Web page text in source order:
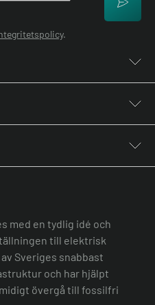
.
med en tydlig idé och
till elektrisk
Sveriges snabbast
och har hjälpt
övergå till fossilfri